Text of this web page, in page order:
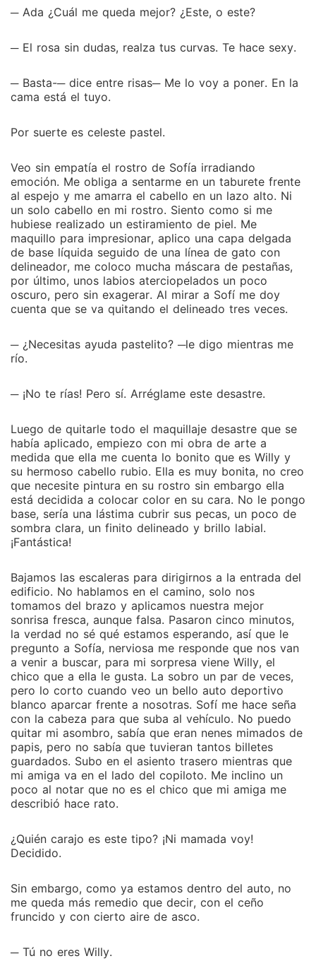
─ Ada ¿Cuál me queda mejor? ¿Este, o este?
─ El rosa sin dudas, realza tus curvas. Te hace sexy.
─ Basta-─ dice entre risas─ Me lo voy a poner. En la
cama está el tuyo.
Por suerte es celeste pastel.
Veo sin empatía el rostro de Sofía irradiando
emoción. Me obliga a sentarme en un taburete frente
al espejo y me amarra el cabello en un lazo alto. Ni
un solo cabello en mi rostro. Siento como si me
hubiese realizado un estiramiento de piel. Me
maquillo para impresionar, aplico una capa delgada
de base líquida seguido de una línea de gato con
delineador, me coloco mucha máscara de pestañas,
por último, unos labios aterciopelados un poco
oscuro, pero sin exagerar. Al mirar a Sofí me doy
cuenta que se va quitando el delineado tres veces.
─ ¿Necesitas ayuda pastelito? ─le digo mientras me
río.
─ ¡No te rías! Pero sí. Arréglame este desastre.
Luego de quitarle todo el maquillaje desastre que se
había aplicado, empiezo con mi obra de arte a
medida que ella me cuenta lo bonito que es Willy y
su hermoso cabello rubio. Ella es muy bonita, no creo
que necesite pintura en su rostro sin embargo ella
está decidida a colocar color en su cara. No le pongo
base, sería una lástima cubrir sus pecas, un poco de
sombra clara, un finito delineado y brillo labial.
¡Fantástica!
Bajamos las escaleras para dirigirnos a la entrada del
edificio. No hablamos en el camino, solo nos
tomamos del brazo y aplicamos nuestra mejor
sonrisa fresca, aunque falsa. Pasaron cinco minutos,
la verdad no sé qué estamos esperando, así que le
pregunto a Sofía, nerviosa me responde que nos van
a venir a buscar, para mi sorpresa viene Willy, el
chico que a ella le gusta. La sobro un par de veces,
pero lo corto cuando veo un bello auto deportivo
blanco aparcar frente a nosotras. Sofí me hace seña
con la cabeza para que suba al vehículo. No puedo
quitar mi asombro, sabía que eran nenes mimados de
papis, pero no sabía que tuvieran tantos billetes
guardados. Subo en el asiento trasero mientras que
mi amiga va en el lado del copiloto. Me inclino un
poco al notar que no es el chico que mi amiga me
describió hace rato.
¿Quién carajo es este tipo? ¡Ni mamada voy!
Decidido.
Sin embargo, como ya estamos dentro del auto, no
me queda más remedio que decir, con el ceño
fruncido y con cierto aire de asco.
─ Tú no eres Willy.